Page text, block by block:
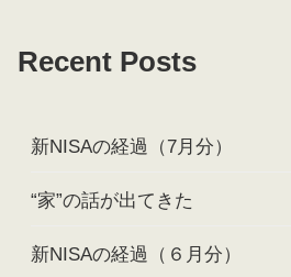
Recent Posts
新NISAの経過（7月分）
“家”の話が出てきた
新NISAの経過（６月分）